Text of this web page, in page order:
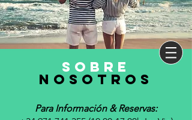
sobre
nosotros
Para Información & Reservas: